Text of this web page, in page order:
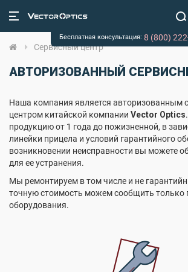
Сервисный центр
АВТОРИЗОВАННЫЙ
Наша компания является авторизованным
центром китайской компании Vector Optics
продукцию от 1 года до пожизненной, в
линейки прицела и условий гарантийного
возникновении неисправности вы можете
для ее устранения.
Мы ремонтируем в том числе и не
точную стоимость можем сообщить только
оборудования.
Бесплатная консультация: 8 (800)